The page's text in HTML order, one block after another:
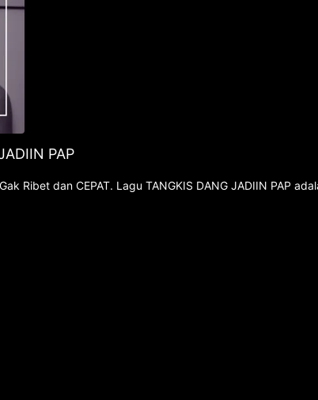
PAP
Ribet dan CEPAT. Lagu TANGKIS DANG JADIIN PAP